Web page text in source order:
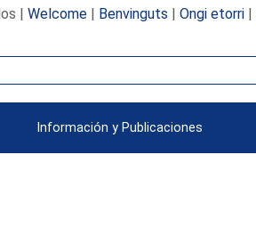
| Welcome| Benvinguts | Ongi etorri|
Información y Publicaciones